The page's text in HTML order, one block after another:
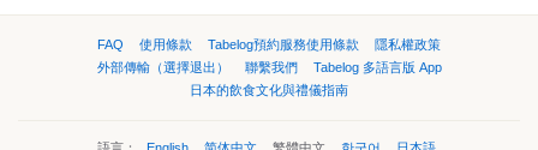
FAQ 使用條款 Tabelog預約服務使用條款
隱私權政策
外部傳輸（選擇退出）
聯繫我們
Tabelog 多語言版 App
日本的飲食文化與禮儀指南